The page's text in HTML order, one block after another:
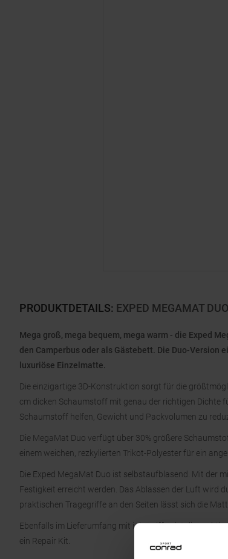
PRODUKTDETAILS: EXPED MEGAMAT
Mega groß, mega bequem, mega warm - die Exped
den Camperbus oder als Gästebett. Die Duo-Version
luxuriöse Einzelmatte.
Die einzigartige 3D-Konstruktion sorgt für die
cm dicken Schaumstoff mit genau der richtigen Dichte
Schaumstoff helfen, Gewicht und Packvolumen zu
Die MegaMat Duo verfügt über 30% größere
einem weichen, rezkylierten Trikot-Polyester für ein
Die Exped MegaMat Duo ist selbstaufblasend. Mit der
Festigkeit erreicht werden. Das Ablassen der Luft wird
praktischen Tragegriffe an den Seiten lässt sich die
Ebenfalls im Lieferumfang mit inbegriffen ist die
ein Repair Kit.